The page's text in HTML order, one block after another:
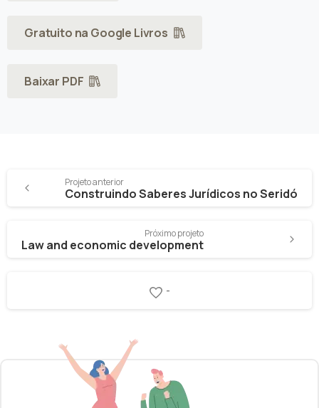
Gratuito na Google Livros
Baixar PDF
Projeto anterior
Construindo Saberes Jurídicos no Seridó
Próximo projeto
Law and economic development
-